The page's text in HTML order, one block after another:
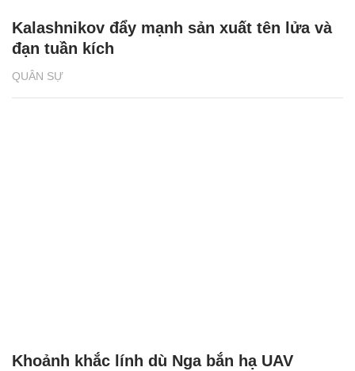
QUÂN SỰ
Kalashnikov đẩy mạnh sản xuất tên lửa và
đạn tuần kích
Khoảnh khắc lính dù Nga bắn hạ UAV